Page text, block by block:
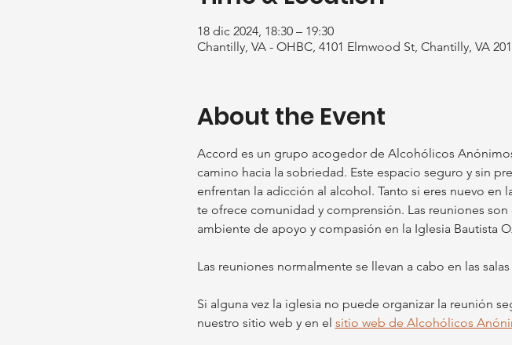
18 dic 2024, 18:30 – 19:30
Chantilly, VA - OHBC, 4101 Elmwood St, Chantilly, VA
About the Event
Accord es un grupo acogedor de Alcohólicos
camino hacia la sobriedad. Este espacio seguro y sin
enfrentan la adicción al alcohol. Tanto si eres nuevo
te ofrece comunidad y comprensión. Las reuniones
ambiente de apoyo y compasión en la Iglesia Bautista
Las reuniones normalmente se llevan a cabo en las salas
Si alguna vez la iglesia no puede organizar la reunión
nuestro sitio web y en el sitio web de Alcohólicos